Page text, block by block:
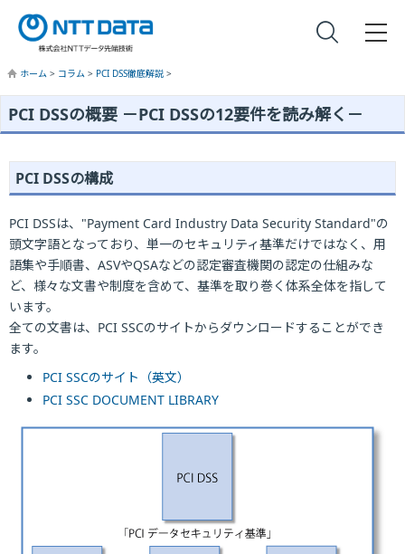
ホーム > コラム > PCI DSS徹底解説 >
PCI DSSの概要 －PCI DSSの12要件を読み解く－
PCI DSSの構成
PCI DSSは、"Payment Card Industry Data Security Standard"の
頭文字語となっており、単一のセキュリティ基準だけではなく、用
語集や手順書、ASVやQSAなどの認定審査機関の認定の仕組みな
ど、様々な文書や制度を含めて、基準を取り巻く体系全体を指して
います。
全ての文書は、PCI SSCのサイトからダウンロードすることができ
ます。
PCI SSCのサイト（英文）
PCI SSC DOCUMENT LIBRARY